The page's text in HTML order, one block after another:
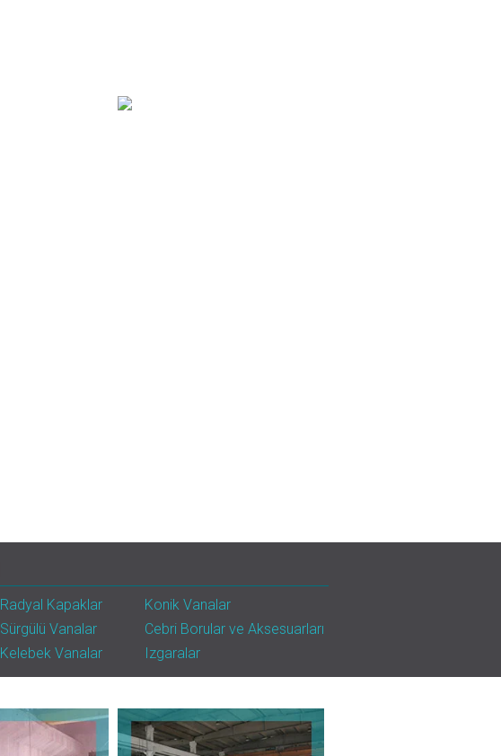
Radyal Kapaklar
Sürgülü Vanalar
Kelebek Vanalar
Konik Vanalar
Cebri Borular ve Aksesuarları
Izgaralar